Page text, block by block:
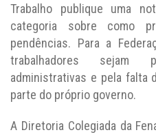
Trabalho publique uma
categoria sobre como
pendências. Para a
trabalhadores sejam
administrativas e pela falta
parte do próprio governo.
A Diretoria Colegiada da